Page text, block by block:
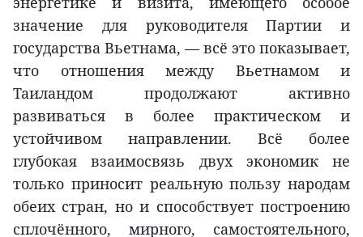
значение для руководителя Партии и
государства Вьетнама, — всё это показывает,
что отношения между Вьетнамом и
Таиландом продолжают активно
развиваться в более практическом и
устойчивом направлении. Всё более
глубокая взаимосвязь двух экономик не
только приносит реальную пользу народам
обеих стран, но и способствует построению
сплочённого, мирного, самостоятельного,